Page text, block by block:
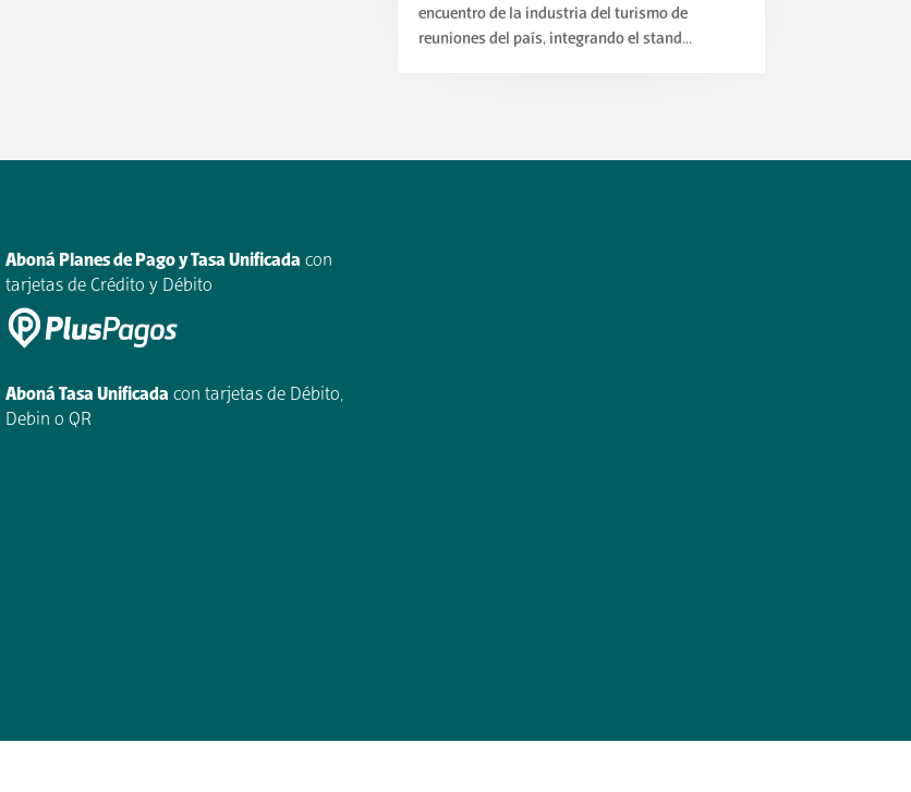
encuentro de la industria del turismo de
reuniones del país, integrando el stand...
Aboná Planes de Pago y Tasa Unificada con
tarjetas de Crédito y Débito
Aboná Tasa Unificada con tarjetas de Débito,
Debin o QR